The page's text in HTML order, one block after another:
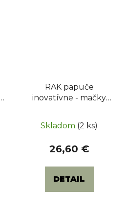
RAK papuče
inovatívne - mačky
Skladom (2 ks)
26,60 €
DETAIL